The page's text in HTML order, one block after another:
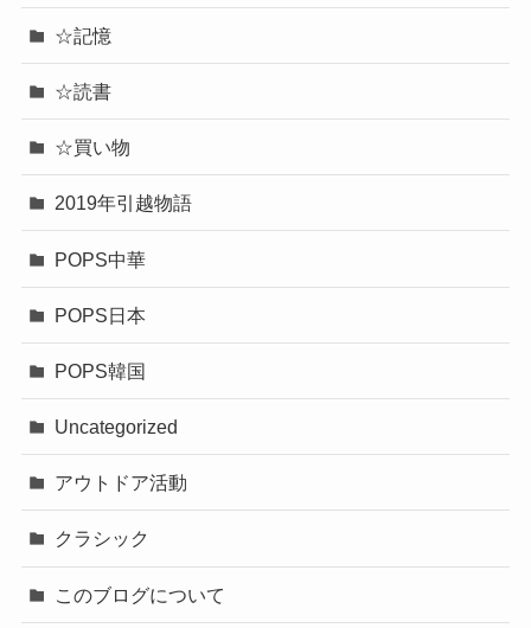
☆記憶
☆読書
☆買い物
2019年引越物語
POPS中華
POPS日本
POPS韓国
Uncategorized
アウトドア活動
クラシック
このブログについて